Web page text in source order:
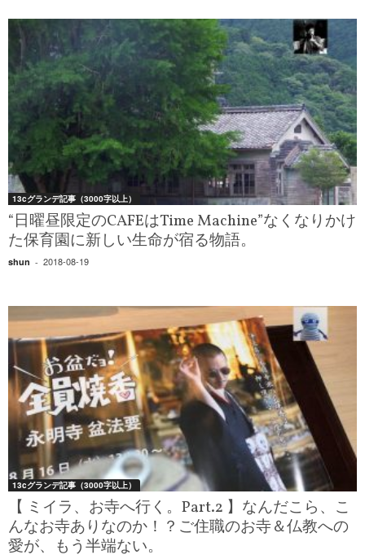
13cグランデ記事（3000字以上）
“日曜昼限定のCAFEはTime Machine”なくなりかけ
た保育園に新しい生命が宿る物語。
shun - 2018-08-19
13cグランデ記事（3000字以上）
【 ミイラ、お寺へ行く。Part.2 】なんだこら、こ
んなお寺ありなのか！？ご住職のお寺＆仏教への
愛が、もう半端ない。